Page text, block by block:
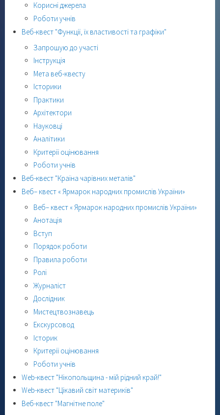
Корисні джерела
Роботи учнів
Веб-квест "Функції, їх властивості та графіки"
Запрошую до участі
Інструкція
Мета веб-квесту
Історики
Практики
Архітектори
Науковці
Аналітики
Критерії оцінювання
Роботи учнів
Веб-квест "Країна чарівних металів"
Веб– квест « Ярмарок народних промислів України»
Веб– квест « Ярмарок народних промислів України»
Анотація
Вступ
Порядок роботи
Правила роботи
Ролі
Журналіст
Дослідник
Мистецтвознавець
Екскурсовод
Історик
Критерії оцінювання
Роботи учнів
Web-квест "Нікопольщина - мій рідний край!"
Web-квест "Цікавий світ материків"
Веб-квест "Магнітне поле"